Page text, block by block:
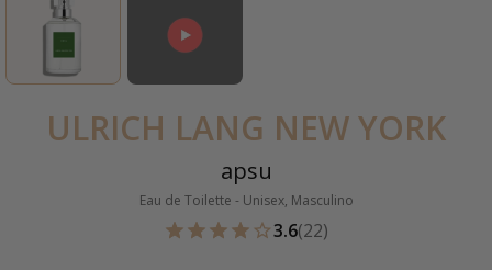
ULRICH LANG NEW YORK
apsu
Eau de Toilette - Unisex, Masculino
3.6(22)